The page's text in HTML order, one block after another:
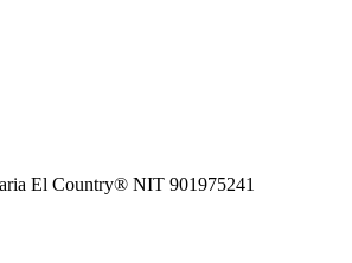
El Country® NIT 901975241